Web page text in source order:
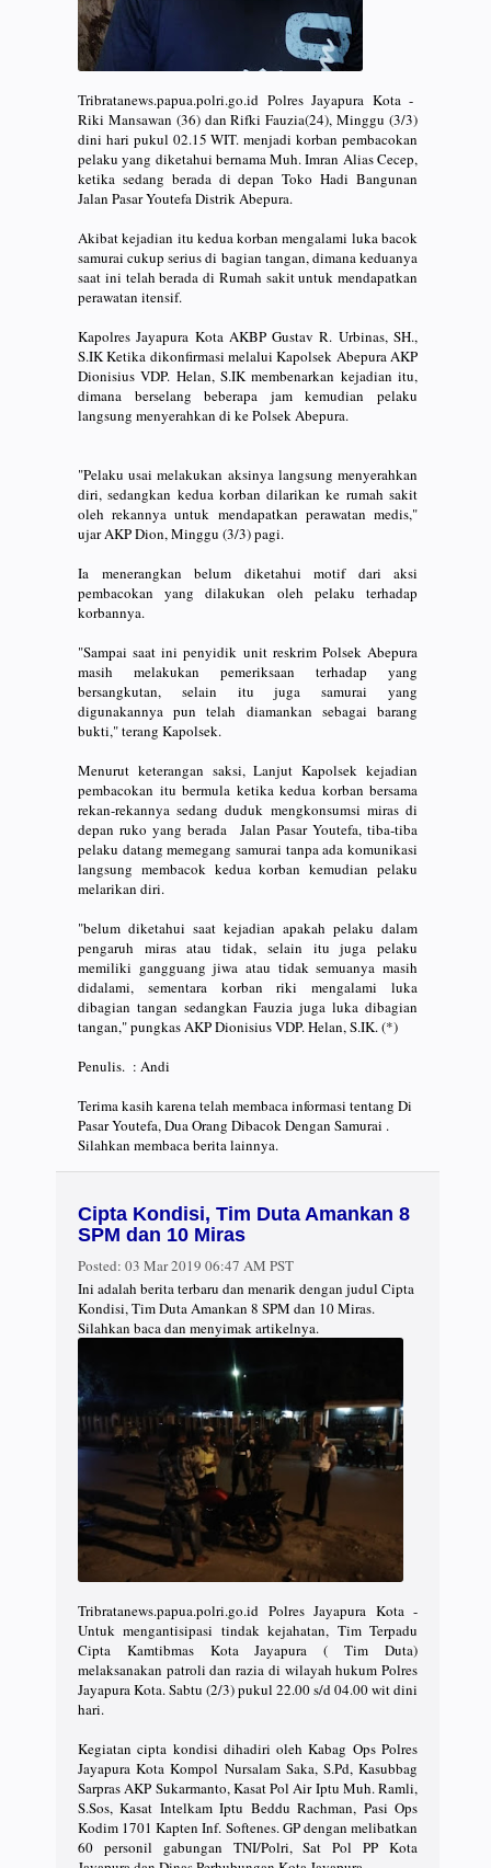
Tribratanews.papua.polri.go.id Polres Jayapura Kota -
Riki Mansawan (36) dan Rifki Fauzia(24), Minggu (3/3)
dini hari pukul 02.15 WIT. menjadi korban pembacokan
pelaku yang diketahui bernama Muh. Imran Alias Cecep,
ketika sedang berada di depan Toko Hadi Bangunan
Jalan Pasar Youtefa Distrik Abepura.
Akibat kejadian itu kedua korban mengalami luka bacok
samurai cukup serius di bagian tangan, dimana keduanya
saat ini telah berada di Rumah sakit untuk mendapatkan
perawatan itensif.
Kapolres Jayapura Kota AKBP Gustav R. Urbinas, SH.,
S.IK Ketika dikonfirmasi melalui Kapolsek Abepura AKP
Dionisius VDP. Helan, S.IK membenarkan kejadian itu,
dimana berselang beberapa jam kemudian pelaku
langsung menyerahkan di ke Polsek Abepura.
"Pelaku usai melakukan aksinya langsung menyerahkan
diri, sedangkan kedua korban dilarikan ke rumah sakit
oleh rekannya untuk mendapatkan perawatan medis,"
ujar AKP Dion, Minggu (3/3) pagi.
Ia menerangkan belum diketahui motif dari aksi
pembacokan yang dilakukan oleh pelaku terhadap
korbannya.
"Sampai saat ini penyidik unit reskrim Polsek Abepura
masih melakukan pemeriksaan terhadap yang
bersangkutan, selain itu juga samurai yang
digunakannya pun telah diamankan sebagai barang
bukti," terang Kapolsek.
Menurut keterangan saksi, Lanjut Kapolsek kejadian
pembacokan itu bermula ketika kedua korban bersama
rekan-rekannya sedang duduk mengkonsumsi miras di
depan ruko yang berada Jalan Pasar Youtefa, tiba-tiba
pelaku datang memegang samurai tanpa ada komunikasi
langsung membacok kedua korban kemudian pelaku
melarikan diri.
"belum diketahui saat kejadian apakah pelaku dalam
pengaruh miras atau tidak, selain itu juga pelaku
memiliki gangguang jiwa atau tidak semuanya masih
didalami, sementara korban riki mengalami luka
dibagian tangan sedangkan Fauzia juga luka dibagian
tangan," pungkas AKP Dionisius VDP. Helan, S.IK. (*)
Penulis. : Andi
Terima kasih karena telah membaca informasi tentang Di
Pasar Youtefa, Dua Orang Dibacok Dengan Samurai .
Silahkan membaca berita lainnya.
Cipta Kondisi, Tim Duta Amankan 8
SPM dan 10 Miras
Posted: 03 Mar 2019 06:47 AM PST
Ini adalah berita terbaru dan menarik dengan judul Cipta
Kondisi, Tim Duta Amankan 8 SPM dan 10 Miras.
Silahkan baca dan menyimak artikelnya.
Tribratanews.papua.polri.go.id Polres Jayapura Kota -
Untuk mengantisipasi tindak kejahatan, Tim Terpadu
Cipta Kamtibmas Kota Jayapura ( Tim Duta)
melaksanakan patroli dan razia di wilayah hukum Polres
Jayapura Kota. Sabtu (2/3) pukul 22.00 s/d 04.00 wit dini
hari.
Kegiatan cipta kondisi dihadiri oleh Kabag Ops Polres
Jayapura Kota Kompol Nursalam Saka, S.Pd, Kasubbag
Sarpras AKP Sukarmanto, Kasat Pol Air Iptu Muh. Ramli,
S.Sos, Kasat Intelkam Iptu Beddu Rachman, Pasi Ops
Kodim 1701 Kapten Inf. Softenes. GP dengan melibatkan
60 personil gabungan TNI/Polri, Sat Pol PP Kota